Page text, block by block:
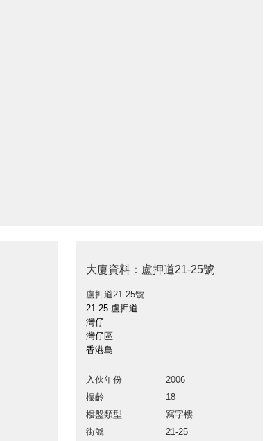
大廈資料：盧押道21-25號
盧押道21-25號
21-25 盧押道
灣仔
灣仔區
香港島
入伙年份
2006
樓齡
18
樓盤類型
寫字樓
街號
21-25